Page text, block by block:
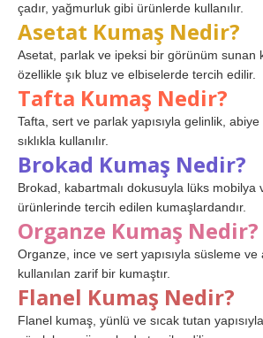
çadır, yağmurluk gibi ürünlerde kullanılır.
Asetat Kumaş Nedir?
Asetat, parlak ve ipeksi bir görünüm sunan
özellikle şık bluz ve elbiselerde tercih edilir.
Tafta Kumaş Nedir?
Tafta, sert ve parlak yapısıyla gelinlik,
sıklıkla kullanılır.
Brokad Kumaş Nedir?
Brokad, kabartmalı dokusuyla lüks mobilya
ürünlerinde tercih edilen kumaşlardandır.
Organze Kumaş Nedir?
Organze, ince ve sert yapısıyla süsleme ve
kullanılan zarif bir kumaştır.
Flanel Kumaş Nedir?
Flanel kumaş, yünlü ve sıcak tutan